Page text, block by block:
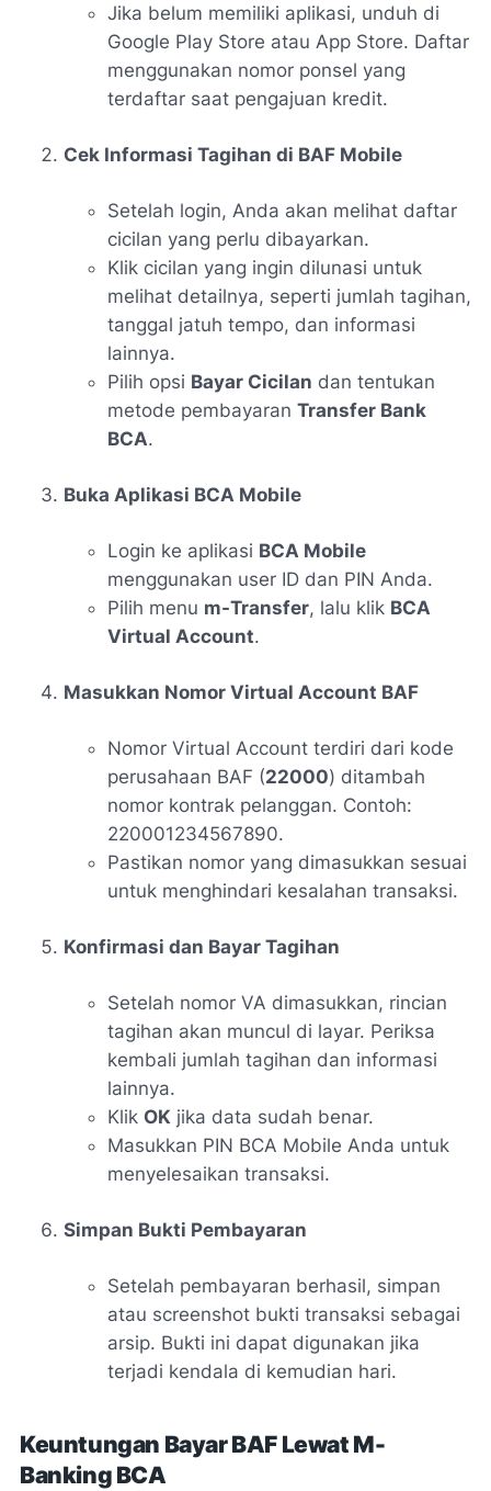
Jika belum memiliki aplikasi, unduh di
Google Play Store atau App Store. Daftar
menggunakan nomor ponsel yang
terdaftar saat pengajuan kredit.
Cek Informasi Tagihan di BAF Mobile
Setelah login, Anda akan melihat daftar
cicilan yang perlu dibayarkan.
Klik cicilan yang ingin dilunasi untuk
melihat detailnya, seperti jumlah tagihan,
tanggal jatuh tempo, dan informasi
lainnya.
Pilih opsi Bayar Cicilan dan tentukan
metode pembayaran Transfer Bank
BCA.
Buka Aplikasi BCA Mobile
Login ke aplikasi BCA Mobile
menggunakan user ID dan PIN Anda.
Pilih menu m-Transfer, lalu klik BCA
Virtual Account.
Masukkan Nomor Virtual Account BAF
Nomor Virtual Account terdiri dari kode
perusahaan BAF (22000) ditambah
nomor kontrak pelanggan. Contoh:
220001234567890.
Pastikan nomor yang dimasukkan sesuai
untuk menghindari kesalahan transaksi.
Konfirmasi dan Bayar Tagihan
Setelah nomor VA dimasukkan, rincian
tagihan akan muncul di layar. Periksa
kembali jumlah tagihan dan informasi
lainnya.
Klik OK jika data sudah benar.
Masukkan PIN BCA Mobile Anda untuk
menyelesaikan transaksi.
Simpan Bukti Pembayaran
Setelah pembayaran berhasil, simpan
atau screenshot bukti transaksi sebagai
arsip. Bukti ini dapat digunakan jika
terjadi kendala di kemudian hari.
Keuntungan Bayar BAF Lewat M-
Banking BCA